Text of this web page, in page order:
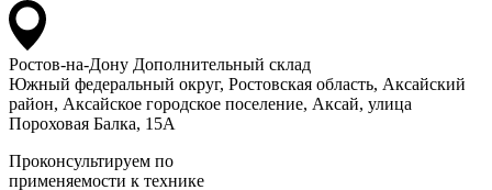
Ростов-на-Дону Дополнительный склад
Южный федеральный округ, Ростовская область, Аксайский
район, Аксайское городское поселение, Аксай, улица
Пороховая Балка, 15А
Проконсультируем по
применяемости к технике